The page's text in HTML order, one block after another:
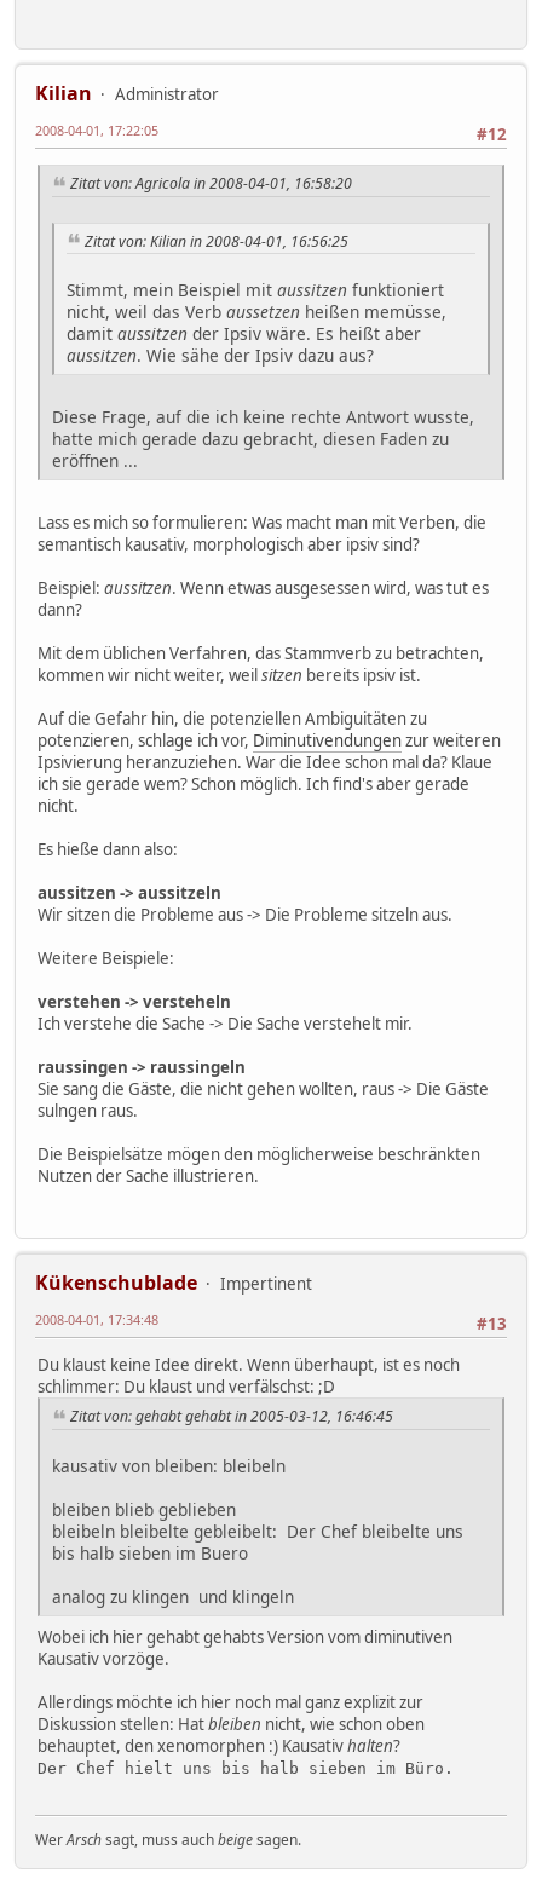
Kilian
Administrator
#12
2008-04-01, 17:22:05
Zitat von: Agricola in 2008-04-01, 16:58:20
Zitat von: Kilian in 2008-04-01, 16:56:25
Stimmt, mein Beispiel mit aussitzen funktioniert
nicht, weil das Verb aussetzen heißen memüsse,
damit aussitzen der Ipsiv wäre. Es heißt aber
aussitzen. Wie sähe der Ipsiv dazu aus?
Diese Frage, auf die ich keine rechte Antwort wusste,
hatte mich gerade dazu gebracht, diesen Faden zu
eröffnen ...
Lass es mich so formulieren: Was macht man mit Verben, die
semantisch kausativ, morphologisch aber ipsiv sind?
Beispiel: aussitzen. Wenn etwas ausgesessen wird, was tut es
dann?
Mit dem üblichen Verfahren, das Stammverb zu betrachten,
kommen wir nicht weiter, weilsitzen bereits ipsiv ist.
Auf die Gefahr hin, die potenziellen Ambiguitäten zu
potenzieren, schlage ich vor, Diminutivendungenzur weiteren
Ipsivierung heranzuziehen. War die Idee schon mal da? Klaue
ich sie gerade wem? Schon möglich. Ich find's aber gerade
nicht.
Es hieße dann also:
aussitzen -> aussitzeln
Wir sitzen die Probleme aus -> Die Probleme sitzeln aus.
Weitere Beispiele:
verstehen -> versteheln
Ich verstehe die Sache -> Die Sache verstehelt mir.
raussingen -> raussingeln
Sie sang die Gäste, die nicht gehen wollten, raus -> Die Gäste
sulngen raus.
Die Beispielsätze mögen den möglicherweise beschränkten
Nutzen der Sache illustrieren.
Kükenschublade
Impertinent
#13
2008-04-01, 17:34:48
Du klaust keine Idee direkt. Wenn überhaupt, ist es noch
schlimmer: Du klaust und verfälschst: ;D
Zitat von: gehabt gehabt in 2005-03-12, 16:46:45
kausativ von bleiben: bleibeln
bleiben blieb geblieben
bleibeln bleibelte gebleibelt: Der Chef bleibelte uns
bis halb sieben im Buero
analog zu klingen und klingeln
Wobei ich hier gehabt gehabts Version vom diminutiven
Kausativ vorzöge.
Allerdings möchte ich hier noch mal ganz explizit zur
Diskussion stellen: Hatbleiben nicht, wie schon oben
behauptet, den xenomorphen :) Kausativhalten?
Der Chef hielt uns bis halb sieben im Büro.
WerArschsagt, muss auchbeigesagen.